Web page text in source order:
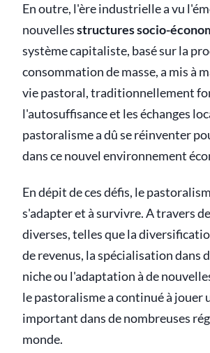
En outre, l'ère industrielle a vu
nouvellesstructures socio-
système capitaliste, basé sur la
consommation de masse, a mis à
vie pastoral, traditionnellement
l'autosuffisance et les échanges
pastoralisme a dû se réinventer
dans ce nouvel environnement
En dépit de ces défis, le
s'adapter et à survivre. A travers
diverses, telles que la
de revenus, la spécialisation dans
niche ou l'adaptation à de
le pastoralisme a continué à jouer
important dans de nombreuses
monde.